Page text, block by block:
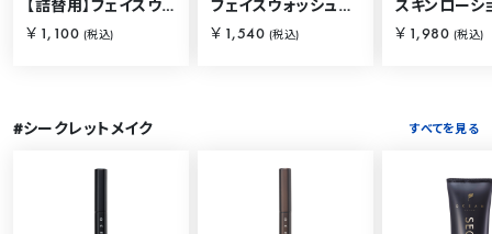
【詰替用】フェイスウォッシュフォーム 230ml
￥1,100 (税込)
フェイスウォッシュフォーム 250ml
￥1,540 (税込) ￥1,980 (税込)
#シークレットメイク すべてを見る